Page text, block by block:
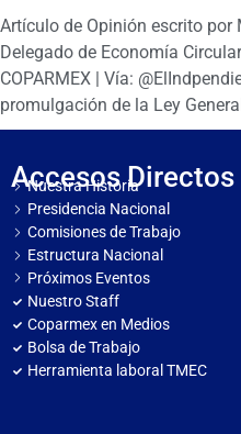
Artículo de Opinión escrito por
Delegado de Economía
COPARMEX | Vía:
promulgación de la Ley
Accesos Directos
Nuestra Historia
Presidencia Nacional
Comisiones de Trabajo
Estructura Nacional
Próximos Eventos
Nuestro Staff
Coparmex en Medios
Bolsa de Trabajo
Herramienta laboral TMEC